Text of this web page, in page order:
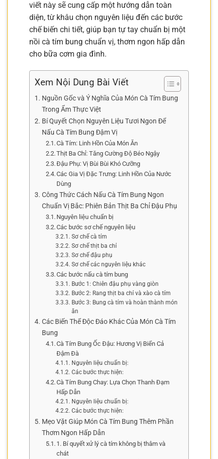
viết này sẽ cung cấp một hướng dẫn toàn
diện, từ khâu chọn nguyên liệu đến các bước
chế biến chi tiết, giúp bạn tự tay chuẩn bị một
nồi cà tím bung chuẩn vị, thơm ngon hấp dẫn
cho bữa cơm gia đình.
Xem Nội Dung Bài Viết
Nguồn Gốc và Ý Nghĩa Của Món Cà Tím Bung
Trong Ẩm Thực Việt
Bí Quyết Chọn Nguyên Liệu Tươi Ngon Để
Nấu Cà Tím Bung Đậm Vị
Cà Tím: Linh Hồn Của Món Ăn
Thịt Ba Chỉ: Tăng Cường Độ Béo Ngậy
Đậu Phụ: Vị Bùi Bùi Khó Cưỡng
Các Gia Vị Đặc Trưng: Linh Hồn Của Nước
Dùng
Công Thức Cách Nấu Cà Tím Bung Ngon
Chuẩn Vị Bắc: Phiên Bản Thịt Ba Chỉ Đậu Phụ
Nguyên liệu chuẩn bị
Các bước sơ chế nguyên liệu
Sơ chế cà tím
Sơ chế thịt ba chỉ
Sơ chế đậu phụ
Sơ chế các nguyên liệu khác
Các bước nấu cà tím bung
Bước 1: Chiên đậu phụ vàng giòn
Bước 2: Rang thịt ba chỉ và xào cà tím
Bước 3: Bung cà tím và hoàn thành món
ăn
Các Biến Thể Độc Đáo Khác Của Món Cà Tím
Bung
Cà Tím Bung Ốc Đậu: Hương Vị Biển Cả
Đậm Đà
Nguyên liệu chuẩn bị:
Các bước thực hiện:
Cà Tím Bung Chay: Lựa Chọn Thanh Đạm
Hấp Dẫn
Nguyên liệu chuẩn bị:
Các bước thực hiện:
Mẹo Vặt Giúp Món Cà Tím Bung Thêm Phần
Thơm Ngon Hấp Dẫn
1. Bí quyết xử lý cà tím không bị thâm và
chát